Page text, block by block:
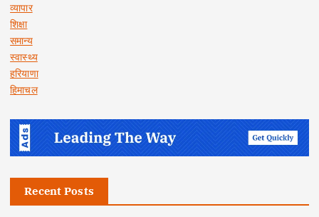
व्यापार
शिक्षा
समान्य
स्वास्थ्य
हरियाणा
हिमाचल
Recent Posts